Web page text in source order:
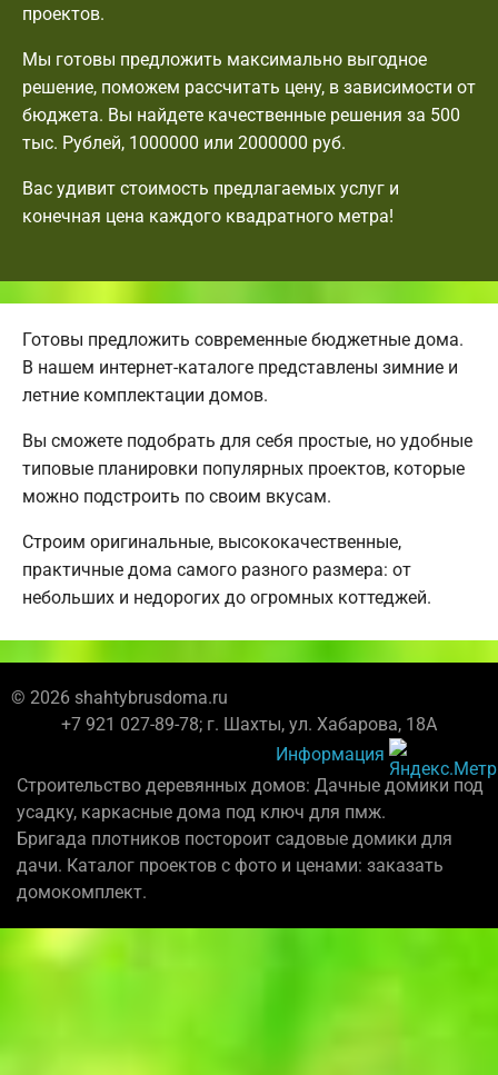
проектов.
Мы готовы предложить максимально выгодное
решение, поможем рассчитать цену, в зависимости от
бюджета. Вы найдете качественные решения за 500
тыс. Рублей, 1000000 или 2000000 руб.
Вас удивит стоимость предлагаемых услуг и
конечная цена каждого квадратного метра!
Готовы предложить современные бюджетные дома.
В нашем интернет-каталоге представлены зимние и
летние комплектации домов.
Вы сможете подобрать для себя простые, но удобные
типовые планировки популярных проектов, которые
можно подстроить по своим вкусам.
Строим оригинальные, высококачественные,
практичные дома самого разного размера: от
небольших и недорогих до огромных коттеджей.
© 2026 shahtybrusdoma.ru
+7 921 027-89-78; г. Шахты, ул. Хабарова, 18А
Информация
Строительство деревянных домов: Дачные домики под
усадку, каркасные дома под ключ для пмж.
Бригада плотников постороит садовые домики для
дачи. Каталог проектов с фото и ценами: заказать
домокомплект.